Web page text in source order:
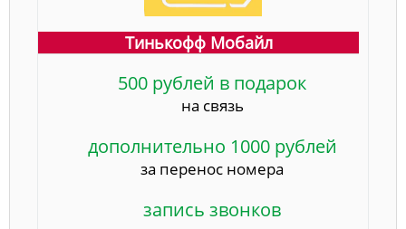
Тинькофф Мобайл
500 рублей в подарок
на связь
дополнительно 1000 рублей
за перенос номера
запись звонков